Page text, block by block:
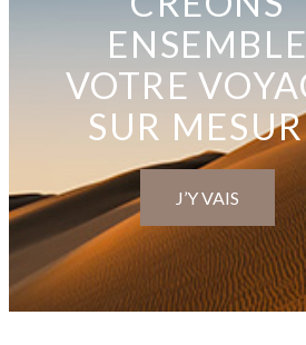
ENSEMBLE
VOTRE
SUR
J’Y VAIS